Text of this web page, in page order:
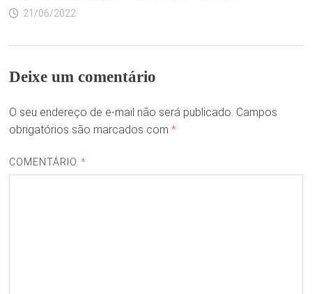
21/06/2022
Deixe um comentário
O seu endereço de e-mail não será publicado. Campos
obrigatórios são marcados com *
COMENTÁRIO *